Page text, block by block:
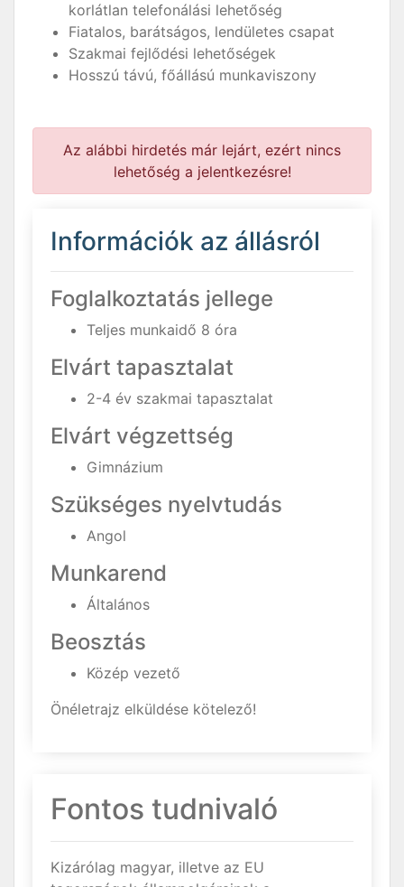
korlátlan telefonálási lehetőség
Fiatalos, barátságos, lendületes csapat
Szakmai fejlődési lehetőségek
Hosszú távú, főállású munkaviszony
Az alábbi hirdetés már lejárt, ezért nincs
lehetőség a jelentkezésre!
Információk az állásról
Foglalkoztatás jellege
Teljes munkaidő 8 óra
Elvárt tapasztalat
2-4 év szakmai tapasztalat
Elvárt végzettség
Gimnázium
Szükséges nyelvtudás
Angol
Munkarend
Általános
Beosztás
Közép vezető
Önéletrajz elküldése kötelező!
Fontos tudnivaló
Kizárólag magyar, illetve az EU